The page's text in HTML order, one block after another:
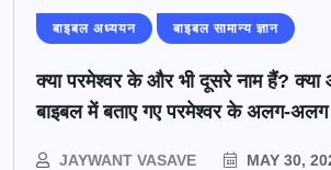
बाइबल अध्ययन बाइबल सामान्य ज्ञान
क्या परमेश्वर के और भी दूसरे नाम हैं?
बाइबल में बताए गए परमेश्वर के अलग-अलग
JAYWANT VASAVE MAY 30,